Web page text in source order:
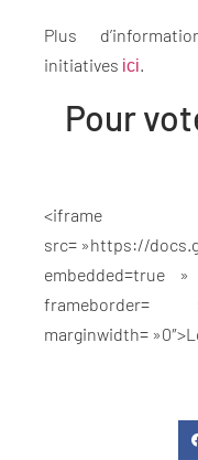
Plus
initiatives ici.
Pour
<iframe
src= »https://
embedded=true
marginwidth=